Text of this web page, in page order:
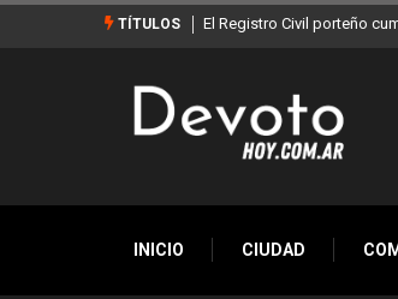
TÍTULOS
y moderniza sus serviciosBuenos Aires sumó 12
INICIO CIUDAD